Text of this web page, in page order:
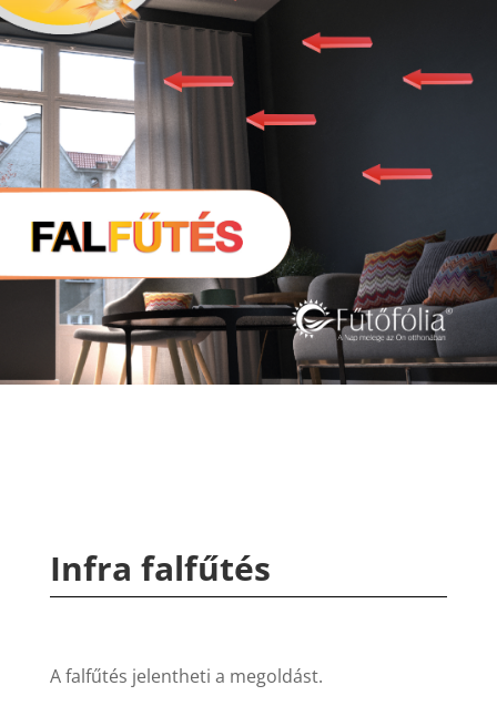
Infra falfűtés
A falfűtés jelentheti a megoldást.